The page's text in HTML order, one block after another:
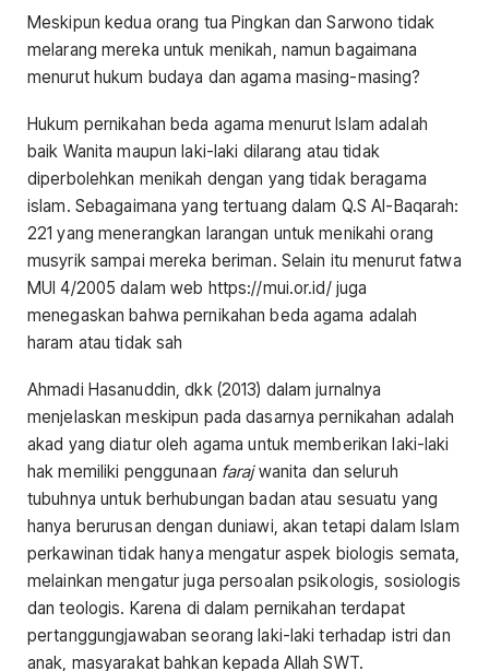
Meskipun kedua orang tua Pingkan dan Sarwono tidak
melarang mereka untuk menikah, namun bagaimana
menurut hukum budaya dan agama masing-masing?
Hukum pernikahan beda agama menurut Islam adalah
baik Wanita maupun laki-laki dilarang atau tidak
diperbolehkan menikah dengan yang tidak beragama
islam. Sebagaimana yang tertuang dalam Q.S Al-Baqarah:
221 yang menerangkan larangan untuk menikahi orang
musyrik sampai mereka beriman. Selain itu menurut fatwa
MUI 4/2005 dalam web https://mui.or.id/ juga
menegaskan bahwa pernikahan beda agama adalah
haram atau tidak sah
Ahmadi Hasanuddin, dkk (2013) dalam jurnalnya
menjelaskan meskipun pada dasarnya pernikahan adalah
akad yang diatur oleh agama untuk memberikan laki-laki
hak memiliki penggunaan farajwanita dan seluruh
tubuhnya untuk berhubungan badan atau sesuatu yang
hanya berurusan dengan duniawi, akan tetapi dalam Islam
perkawinan tidak hanya mengatur aspek biologis semata,
melainkan mengatur juga persoalan psikologis, sosiologis
dan teologis. Karena di dalam pernikahan terdapat
pertanggungjawaban seorang laki-laki terhadap istri dan
anak, masyarakat bahkan kepada Allah SWT.